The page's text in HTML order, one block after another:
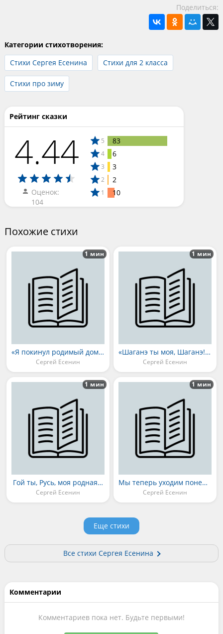
Поделиться:
Категории стихотворения:
Стихи Сергея Есенина
Стихи для 2 класса
Стихи про зиму
Рейтинг сказки
4.44
Оценок:
104
5 83
4 6
3 3
2 2
1 10
Похожие стихи
«Я покинул родимый дом...»
Сергей Есенин
1 мин
«Шаганэ ты моя, Шаганэ!..»
Сергей Есенин
1 мин
Гой ты, Русь, моя родная…
Сергей Есенин
1 мин
Мы теперь уходим понемногу... (««Мы теперь уходим понемногу...»»)
Сергей Есенин
1 мин
Еще стихи
Все стихи Сергея Есенина
Комментарии
Комментариев пока нет. Будьте первыми!